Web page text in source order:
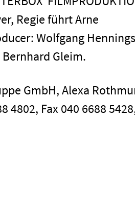
Regie führt Arne
Wolfgang
Gleim.
GmbH, Alexa
4802, Fax 040 6688